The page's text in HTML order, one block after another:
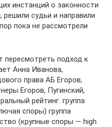
инстанций о законности
судьи и направили
пока не рассмотрели
пересмотреть подход к
Анна Иванова,
права АБ Егоров,
Егоров, Пугинский,
рейтинг. группа
споры) группа
(крупные споры — high